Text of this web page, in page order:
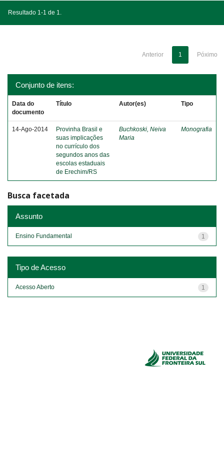
Resultado 1-1 de 1.
Anterior 1 Póximo
Conjunto de itens:
Data do
documento
Título Autor(es) Tipo
14-Ago-2014
Provinha Brasil e
suas implicações
no currículo dos
segundos anos das
escolas estaduais
de Erechim/RS
Buchkoski, Neiva
Maria
Monografia
Busca facetada
Assunto
1
Ensino Fundamental
Tipo de Acesso
1
Acesso Aberto